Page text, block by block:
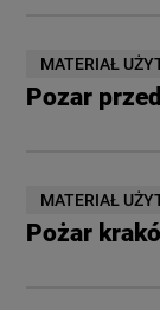
MATERIAŁ
Pozar
MATERIAŁ
Pożar